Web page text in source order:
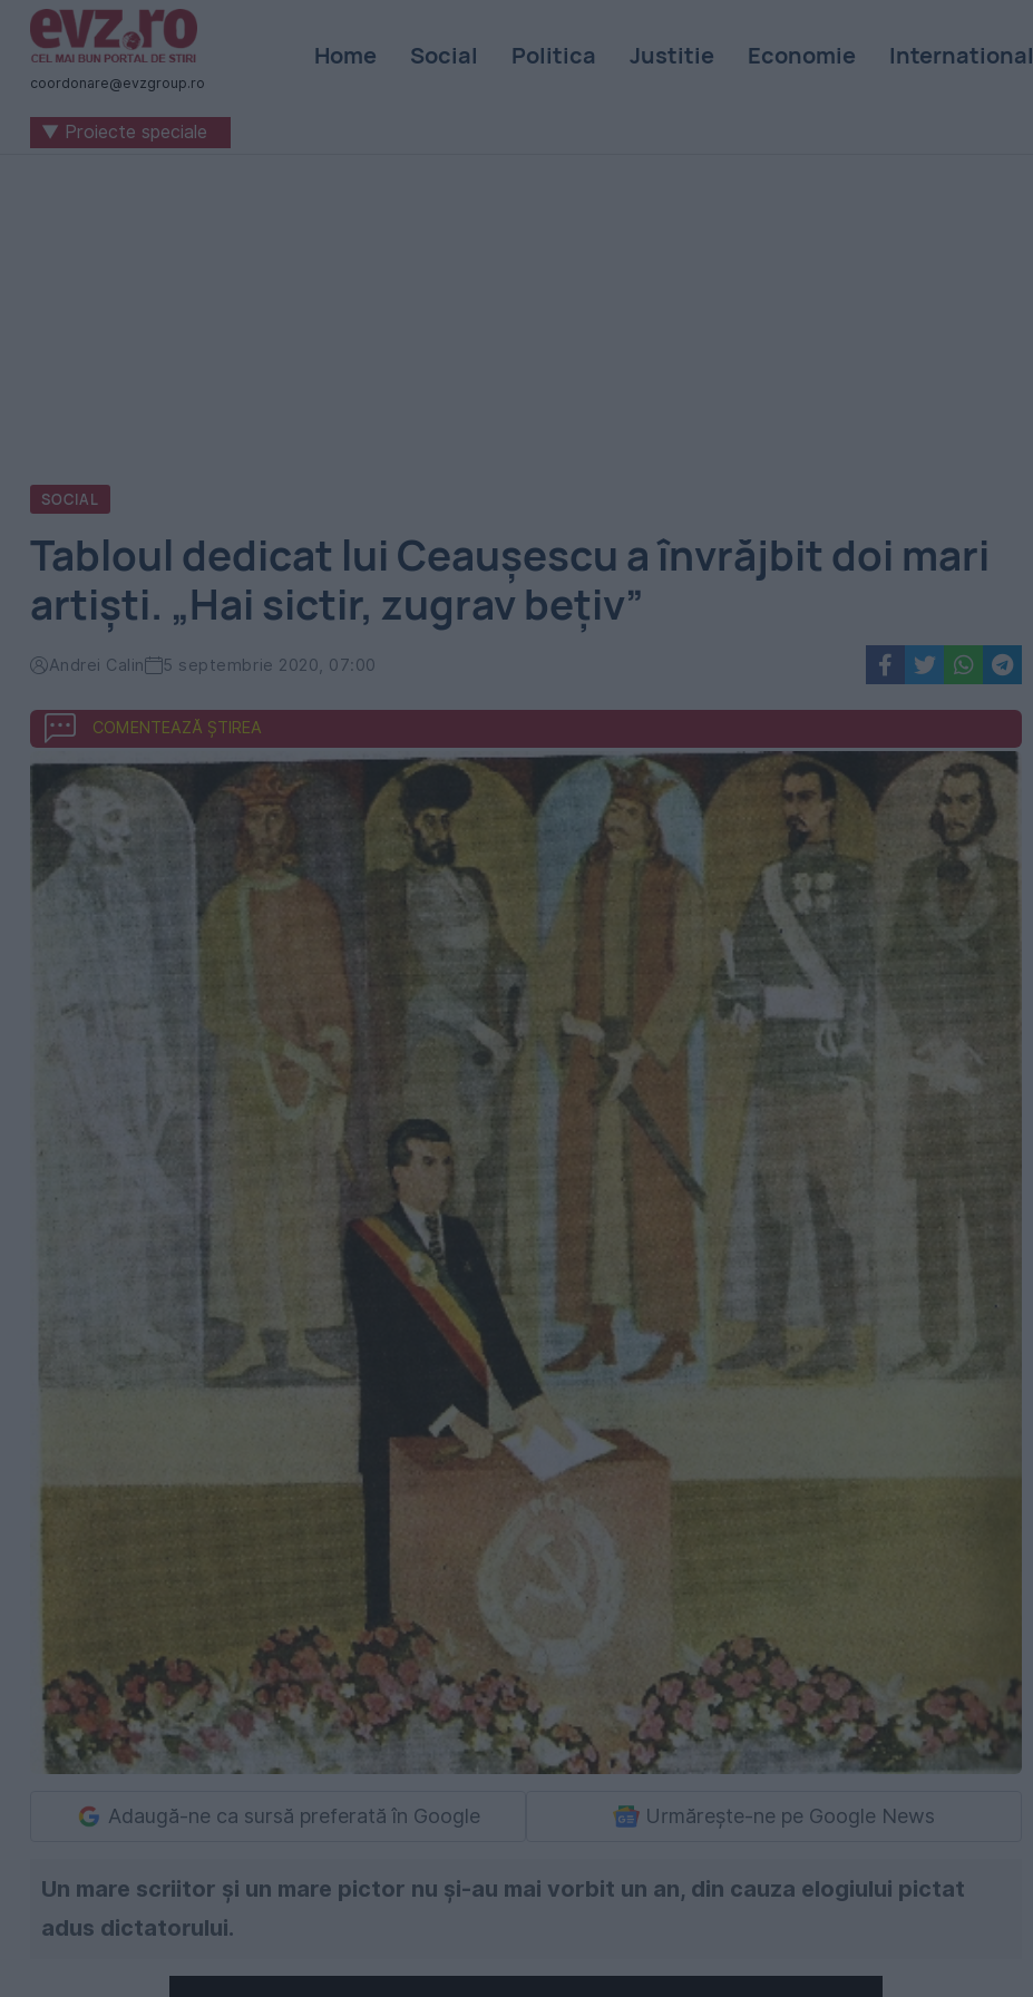
Știri
naționale
internaționale
coordonare@evzgroup.ro
Home Social Politica Justitie Economie International
▼ Proiecte speciale
SOCIAL
Tabloul dedicat lui Ceaușescu a învrăjbit doi mari
artiști. „Hai sictir, zugrav bețiv”
Andrei Calin 5 septembrie 2020, 07:00
COMENTEAZĂ ȘTIREA
Adaugă-ne ca sursă preferată în Google Urmărește-ne pe Google News
Un mare scriitor și un mare pictor nu și-au mai vorbit un an, din cauza elogiului pictat
adus dictatorului.